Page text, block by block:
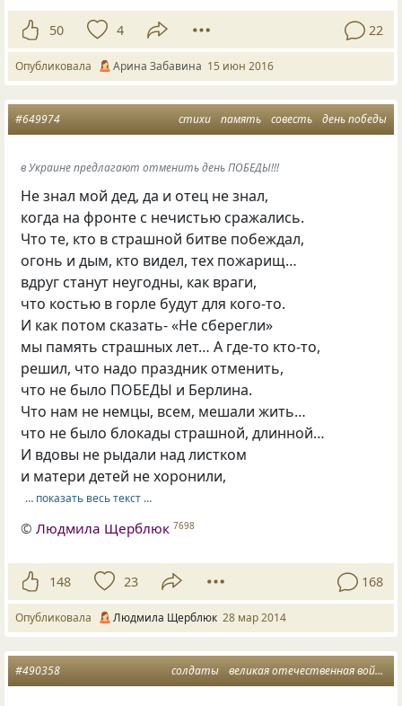
50 4 22
Опубликовала Арина Забавина 15 июн 2016
стихи память совесть день победы
#649974
в Украине предлагают отменить день ПОБЕДЫ!!!
Не знал мой дед, да и отец не знал,
когда на фронте с нечистью сражались.
Что те, кто в страшной битве побеждал,
огонь и дым, кто видел, тех пожарищ…
вдруг станут неугодны, как враги,
что костью в горле будут для кого-то.
И как потом сказать- «Не сберегли»
мы память страшных лет… А где-то кто-то,
решил, что надо праздник отменить,
что не было ПОБЕДЫ и Берлина.
Что нам не немцы, всем, мешали жить…
что не было блокады страшной, длинной…
И вдовы не рыдали над листком
и матери детей не хоронили,
… показать весь текст …
©Людмила Щерблюк 7698
148 23 168
Опубликовала Людмила Щерблюк 28 мар 2014
солдаты великая отечественная война
#490358